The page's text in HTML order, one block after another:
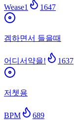
Wease1 1647
겜하면서 들을때
어디서약을! 1637
저쳇용
BPM 689